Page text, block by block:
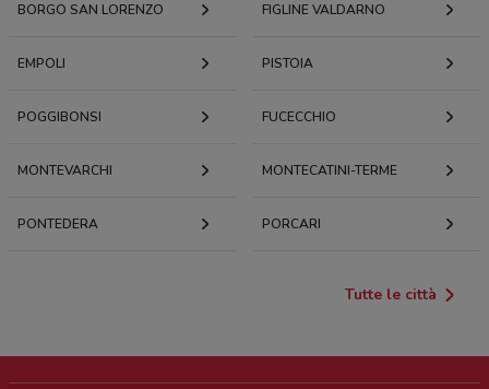
BORGO SAN LORENZO FIGLINE VALDARNO
EMPOLI PISTOIA
POGGIBONSI FUCECCHIO
MONTEVARCHI MONTECATINI-TERME
PONTEDERA PORCARI
Tutte le città